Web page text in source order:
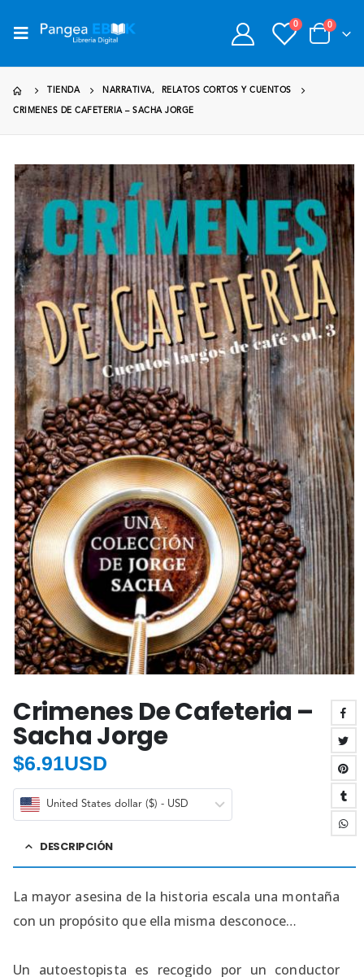
0 0
TIENDA NARRATIVA, RELATOS CORTOS Y CUENTOS
CRIMENES DE CAFETERIA – SACHA JORGE
Crimenes De Cafeteria –
Sacha Jorge
$6.91USD
United States dollar ($) - USD
DESCRIPCIÓN
La mayor asesina de la historia escala una montaña
con un propósito que ella misma desconoce…
Un autoestopista es recogido por un conductor